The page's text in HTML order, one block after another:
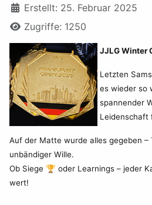
Erstellt: 25. Februar 2025
Zugriffe: 1250
JJLG Winter
Letzten
es wieder so
spannender
Leidenschaft
Auf der Matte wurde alles gegeben –
unbändiger Wille.
Ob Siege 🏆 oder Learnings – jeder
wert!